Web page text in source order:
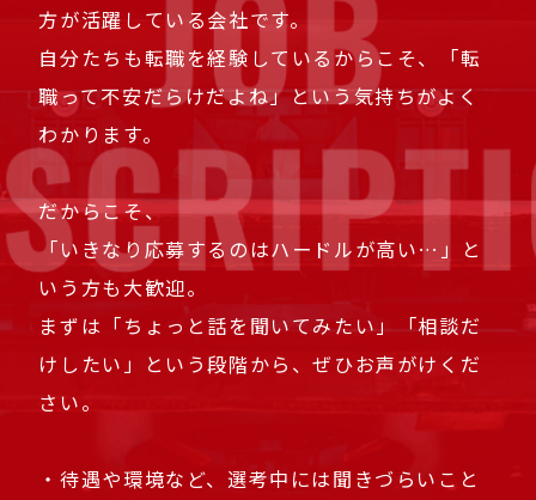
方が活躍している会社です。
自分たちも転職を経験しているからこそ、「転
職って不安だらけだよね」という気持ちがよく
わかります。
だからこそ、
「いきなり応募するのはハードルが高い…」と
いう方も大歓迎。
まずは「ちょっと話を聞いてみたい」「相談だ
けしたい」という段階から、ぜひお声がけくだ
さい。
・待遇や環境など、選考中には聞きづらいこと